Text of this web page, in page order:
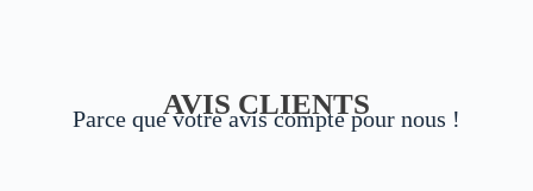
AVIS CLIENTS
Parce que votre avis compte pour nous !